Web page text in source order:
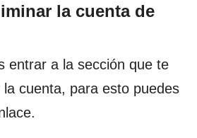
la cuenta de
entrar a la sección que te
cuenta, para esto puedes